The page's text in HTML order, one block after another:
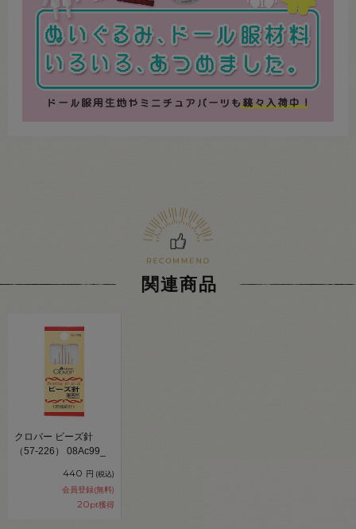
関連商品
クロバー ビーズ針
（57-226） 08Ac99_
440 円 (税込)
会員登録(無料)
20pt獲得